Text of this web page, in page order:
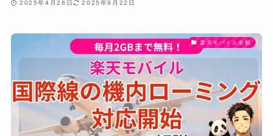
2025年4月26日 2025年9月22日
楽天モバイル全般